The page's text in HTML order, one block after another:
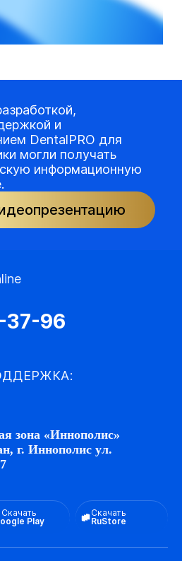
и
DentalPRO для
могли получать
информационную
37-96
зона «Иннополис»
г. Иннополис ул.
Скачать
Play
Скачать
RuStore